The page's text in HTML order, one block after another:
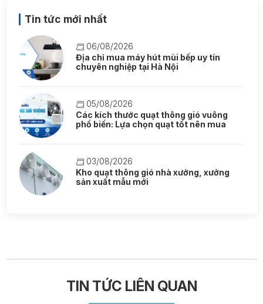
Tin tức mới nhất
06/08/2026
Địa chỉ mua máy hút mùi bếp uy tín
chuyên nghiệp tại Hà Nội
05/08/2026
Các kích thước quạt thông gió vuông
phổ biến: Lựa chọn quạt tốt nên mua
03/08/2026
Kho quạt thông gió nhà xưởng, xưởng
sản xuất mẫu mới
TIN TỨC LIÊN QUAN